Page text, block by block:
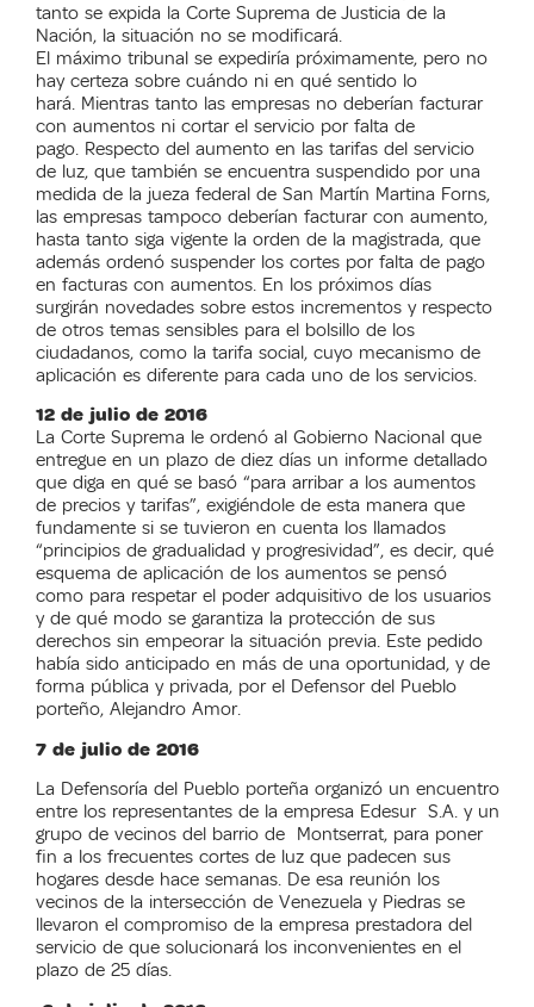
tanto se expida la Corte Suprema de Justicia de la
Nación, la situación no se modificará.
El máximo tribunal se expediría próximamente, pero no
hay certeza sobre cuándo ni en qué sentido lo
hará. Mientras tanto las empresas no deberían facturar
con aumentos ni cortar el servicio por falta de
pago. Respecto del aumento en las tarifas del servicio
de luz, que también se encuentra suspendido por una
medida de la jueza federal de San Martín Martina Forns,
las empresas tampoco deberían facturar con aumento,
hasta tanto siga vigente la orden de la magistrada, que
además ordenó suspender los cortes por falta de pago
en facturas con aumentos. En los próximos días
surgirán novedades sobre estos incrementos y respecto
de otros temas sensibles para el bolsillo de los
ciudadanos, como la tarifa social, cuyo mecanismo de
aplicación es diferente para cada uno de los servicios.
12 de julio de 2016
La Corte Suprema le ordenó al Gobierno Nacional que
entregue en un plazo de diez días un informe detallado
que diga en qué se basó “para arribar a los aumentos
de precios y tarifas”, exigiéndole de esta manera que
fundamente si se tuvieron en cuenta los llamados
“principios de gradualidad y progresividad”, es decir, qué
esquema de aplicación de los aumentos se pensó
como para respetar el poder adquisitivo de los usuarios
y de qué modo se garantiza la protección de sus
derechos sin empeorar la situación previa. Este pedido
había sido anticipado en más de una oportunidad, y de
forma pública y privada, por el Defensor del Pueblo
porteño, Alejandro Amor.
7 de julio de 2016
La Defensoría del Pueblo porteña organizó un encuentro
entre los representantes de la empresa Edesur S.A. y un
grupo de vecinos del barrio de Montserrat, para poner
fin a los frecuentes cortes de luz que padecen sus
hogares desde hace semanas. De esa reunión los
vecinos de la intersección de Venezuela y Piedras se
llevaron el compromiso de la empresa prestadora del
servicio de que solucionará los inconvenientes en el
plazo de 25 días.